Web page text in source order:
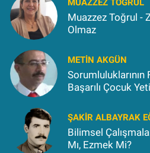
MUAZZEZ TOĞRUL
Muazzez Toğrul -
Olmaz
METIN AKGÜN
Sorumluluklarının
Başarılı Çocuk
ŞAKIR ALBAYRAK
Bilimsel
Mı, Ezmek Mi?